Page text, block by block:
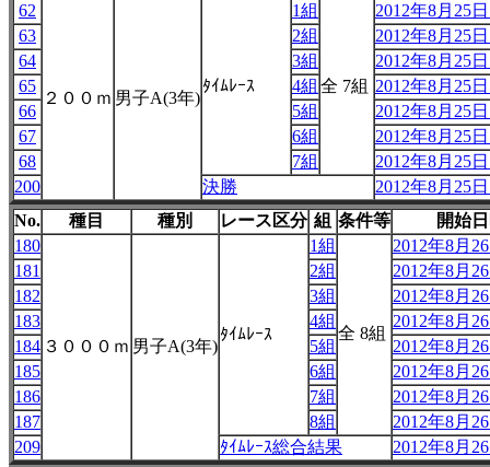
62
２００ｍ 男子A(3年)
ﾀｲﾑﾚｰｽ
1組
全 7組
2012年8月25
63
2組
2012年8月25
64
3組
2012年8月25
65
4組
2012年8月25
66
5組
2012年8月25
67
6組
2012年8月25
68
7組
2012年8月25
200
決勝
2012年8月25
No.
種目 種別 レース区分 組 条件等
開始
180
３０００ｍ 男子A(3年)
ﾀｲﾑﾚｰｽ
1組
全 8組
2012年8月
181
2組
2012年8月
182
3組
2012年8月
183
4組
2012年8月
184
5組
2012年8月
185
6組
2012年8月
186
7組
2012年8月
187
8組
2012年8月
209
ﾀｲﾑﾚｰｽ総合結果
2012年8月